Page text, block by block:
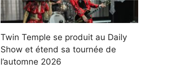
Twin Temple se produit au Daily
Show et étend sa tournée de
l’automne 2026